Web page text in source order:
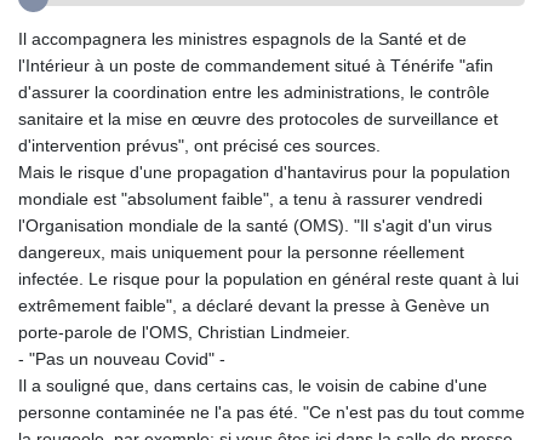
GEL 3.015386
GGP 0.857019
GHS 13.519372
GIP 0.857019
GMD
84.920858
GNF
10120.260724
GTQ 8.791676
GYD
241.024009
HKD 9.064594
HRK 7.534375
HTG
Il accompagnera les ministres espagnols de la Santé et de
l'Intérieur à un poste de commandement situé à Ténérife "afin
d'assurer la coordination entre les administrations, le contrôle
sanitaire et la mise en œuvre des protocoles de surveillance et
d'intervention prévus", ont précisé ces sources.
Mais le risque d'une propagation d'hantavirus pour la population
mondiale est "absolument faible", a tenu à rassurer vendredi
l'Organisation mondiale de la santé (OMS). "Il s'agit d'un virus
dangereux, mais uniquement pour la personne réellement
infectée. Le risque pour la population en général reste quant à lui
extrêmement faible", a déclaré devant la presse à Genève un
porte-parole de l'OMS, Christian Lindmeier.
- "Pas un nouveau Covid" -
Il a souligné que, dans certains cas, le voisin de cabine d'une
personne contaminée ne l'a pas été. "Ce n'est pas du tout comme